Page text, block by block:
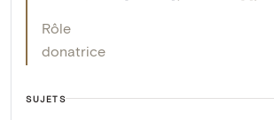
Rôle
donatrice
SUJETS